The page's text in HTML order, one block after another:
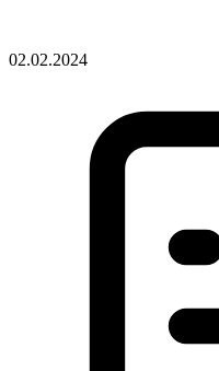
02.02.2024